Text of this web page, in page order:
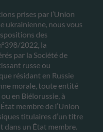
prises par l’Union
ukrainienne, nous vous
des
2022, la
par la Société de
russe ou
résidant en Russie
morale, toute entité
en Biélorussie, à
membre de l’Union
titulaires d’un titre
dans un État membre.